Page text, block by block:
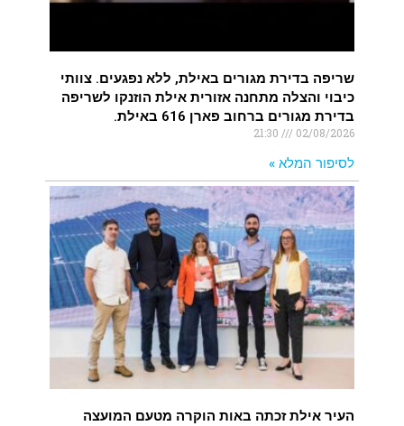
שריפה בדירת מגורים באילת, ללא נפגעים. צוותי
כיבוי והצלה מתחנה אזורית אילת הוזנקו לשריפה
בדירת מגורים ברחוב פארן 616 באילת.
02/08/2026
לסיפור המלא »
העיר אילת זכתה באות הוקרה מטעם המועצה